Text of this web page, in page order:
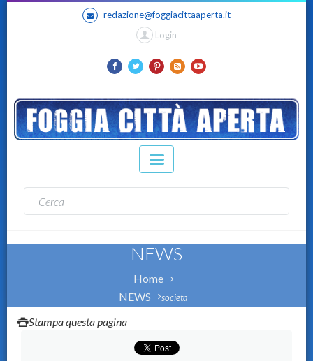
redazione@foggiacittaaperta.it
Login
NEWS
Home
NEWS
societa
Stampa questa pagina